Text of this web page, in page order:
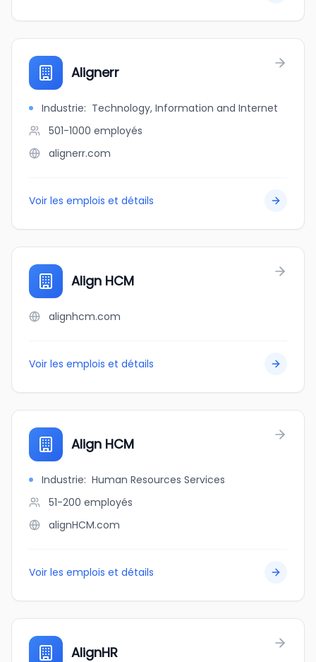
Alignerr
Industrie: Technology, Information and Internet
501-1000 employés
alignerr.com
Voir les emplois et détails
Align HCM
alignhcm.com
Voir les emplois et détails
Align HCM
Industrie: Human Resources Services
51-200 employés
alignHCM.com
Voir les emplois et détails
AlignHR